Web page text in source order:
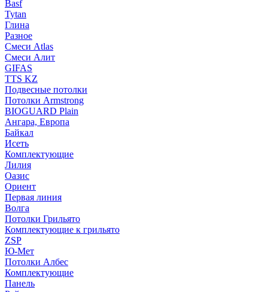
Basf
Tytan
Глина
Разное
Смеси Atlas
Смеси Алит
GIFAS
TTS KZ
Подвесные потолки
Потолки Armstrong
BIOGUARD Plain
Ангара, Европа
Байкал
Исеть
Комплектующие
Лилия
Оазис
Ориент
Первая линия
Волга
Потолки Грильято
Комплектующие к грильято
ZSP
Ю-Мет
Потолки Албес
Комплектующие
Панель